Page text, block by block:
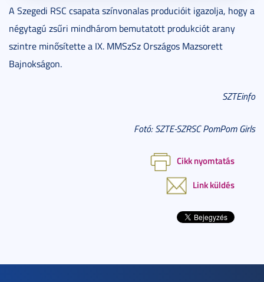
A Szegedi RSC csapata színvonalas producióit igazolja, hogy a
négytagú zsűri mindhárom bemutatott produkciót arany
szintre minősítette a IX. MMSzSz Országos Mazsorett
Bajnokságon.
SZTEinfo
Fotó: SZTE-SZRSC PomPom Girls
Cikk nyomtatás
Link küldés